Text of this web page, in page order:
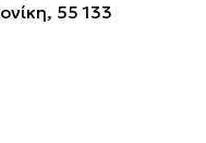
55 133